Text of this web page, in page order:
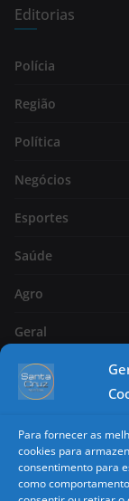
Para fornecer as
cookies para
consentimento para
como
Editorias
Polícia
Região
Política
Negócios
Esportes
Saúde
Agro
Geral
Página 2
Classificados
Copyright